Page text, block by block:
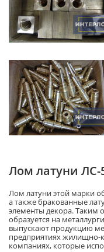
Лом латуни ЛС-
Лом латуни этой марки
а также бракованные
элементы декора. Таким
образуется на
выпускают продукцию
предприятиях жилищно-
компаниях, которые